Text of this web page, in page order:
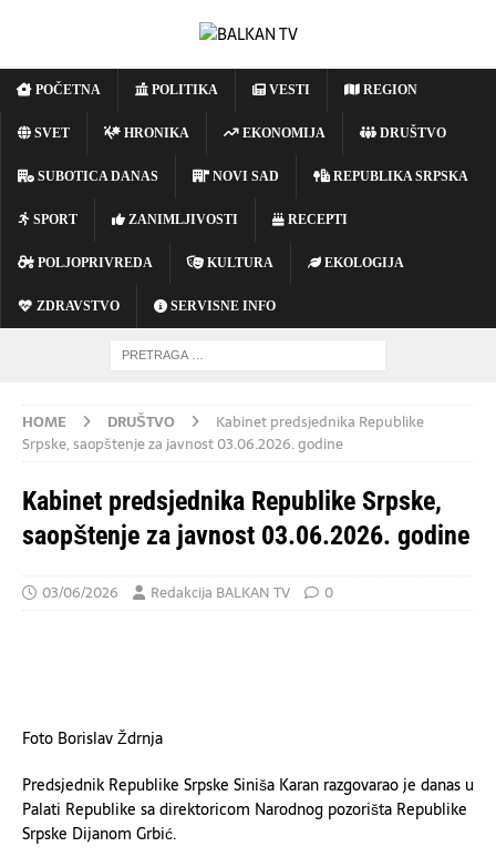
POČETNA POLITIKA VESTI REGION
SVET HRONIKA EKONOMIJA DRUŠTVO
SUBOTICA DANAS NOVI SAD REPUBLIKA SRPSKA
SPORT ZANIMLJIVOSTI RECEPTI
POLJOPRIVREDA KULTURA EKOLOGIJA
ZDRAVSTVO SERVISNE INFO
HOME DRUŠTVO
Kabinet predsjednika Republike
Srpske, saopštenje za javnost 03.06.2026. godine
Kabinet predsjednika Republike Srpske,
saopštenje za javnost 03.06.2026. godine
03/06/2026 Redakcija BALKAN TV 0
Foto Borislav Ždrnja
Predsjednik Republike Srpske Siniša Karan razgovarao je danas u
Palati Republike sa direktoricom Narodnog pozorišta Republike
Srpske Dijanom Grbić.